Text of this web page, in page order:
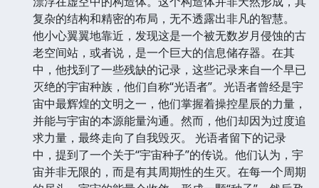
复杂的结构和精密的布局，无不透露出非凡的智慧。
他小心翼翼地靠近，发现这是一个被无数岁月侵蚀的古
老空间站，或者说，是一个巨大的信息储存器。在其
中，他找到了一些残缺的记录，这些记录来自一个早已
灭绝的宇宙种族，他们自称“光语者”。光语者曾经是宇
宙中最辉煌的文明之一，他们掌握着操控星辰的力量，
并能与宇宙的本源能量沟通。然而，他们却因为过度追
求力量，最终走向了自我毁灭。 光语者留下的记录
中，提到了一个关于“宇宙种子”的传说。他们认为，宇
宙并非无限的，而是有其周期性的生灭。在每一个周期